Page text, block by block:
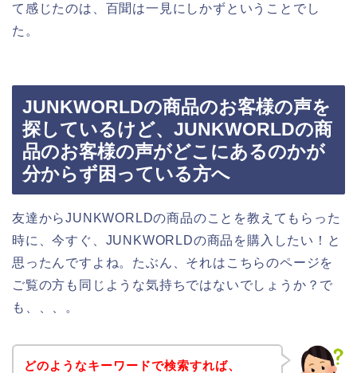
て感じたのは、百聞は一見にしかずということでし
た。
JUNKWORLDの商品のお客様の声を
探しているけど、JUNKWORLDの商
品のお客様の声がどこにあるのかが
分からず困っている方へ
友達からJUNKWORLDの商品のことを教えてもらった
時に、今すぐ、JUNKWORLDの商品を購入したい！と
思ったんですよね。たぶん、それはこちらのページを
ご覧の方も同じような気持ちではないでしょうか？で
も、、、。
どのようなキーワードで検索すれば、